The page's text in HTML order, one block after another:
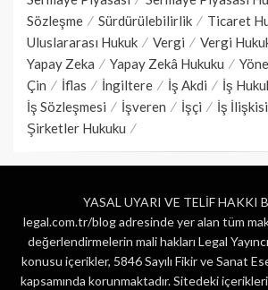
Sözleşme
Sürdürülebilirlik
Ticaret
Uluslararası Hukuk
Vergi
Vergi
Yapay Zeka
Yapay Zekâ Hukuku
Çin
İflas İngiltere İş Akdi
İş
İş Sözleşmesi
İşveren İşçi İş İlişkisi
Şirketler Hukuku
YASAL UYARI VE TELİF HAKKI
legal.com.tr/blog adresinde yer alan tüm
değerlendirmelerin mali hakları Legal
konusu içerikler, 5846 Sayılı Fikir ve Sanat
kapsamında korunmaktadır. Sitedeki